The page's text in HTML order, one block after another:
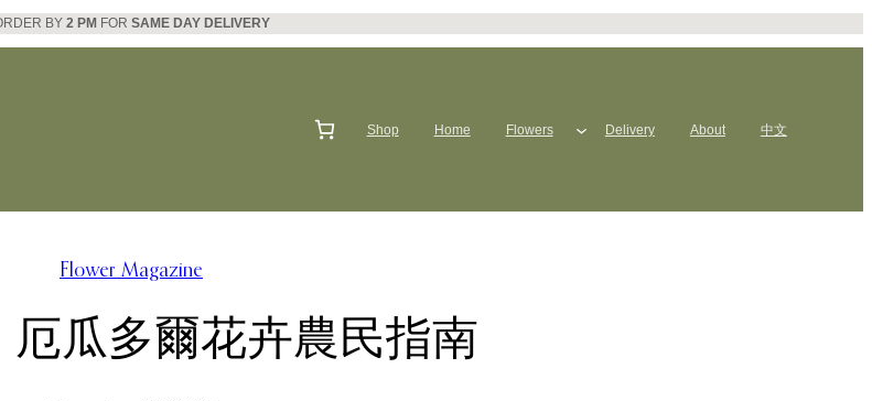
BY 2 PM FOR SAME DAY DELIVERY
Shop Home Flowers Delivery About 中文
Flower Magazine
瓜多爾花卉農民指南